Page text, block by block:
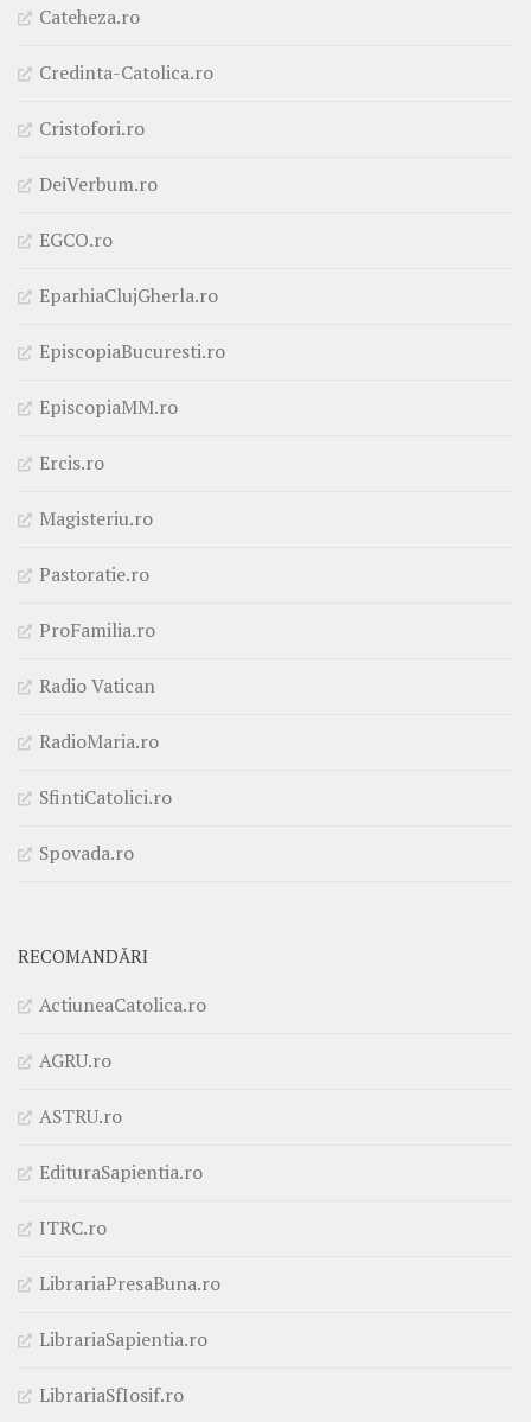
Cateheza.ro
Credinta-Catolica.ro
Cristofori.ro
DeiVerbum.ro
EGCO.ro
EparhiaClujGherla.ro
EpiscopiaBucuresti.ro
EpiscopiaMM.ro
Ercis.ro
Magisteriu.ro
Pastoratie.ro
ProFamilia.ro
Radio Vatican
RadioMaria.ro
SfintiCatolici.ro
Spovada.ro
RECOMANDĂRI
ActiuneaCatolica.ro
AGRU.ro
ASTRU.ro
EdituraSapientia.ro
ITRC.ro
LibrariaPresaBuna.ro
LibrariaSapientia.ro
LibrariaSfIosif.ro